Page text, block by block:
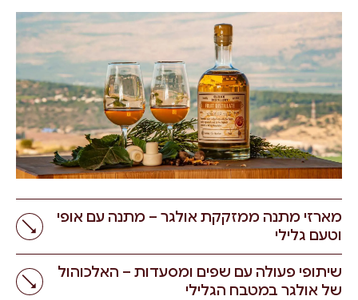
מארזי מתנה ממזקקת אולגר – מתנה עם אופי
וטעם גלילי
→
שיתופי פעולה עם שפים ומסעדות – האלכוהול
של אולגר במטבח הגלילי
→